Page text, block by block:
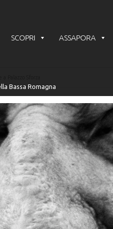
SCOPRI ASSAPORA